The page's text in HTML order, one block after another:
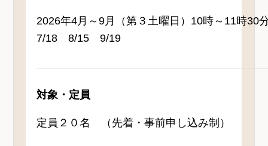
2026年4月～9月（第３土曜日）10時～11
7/18 8/15 9/19
対象・定員
定員２０名 （先着・事前申し込み制）